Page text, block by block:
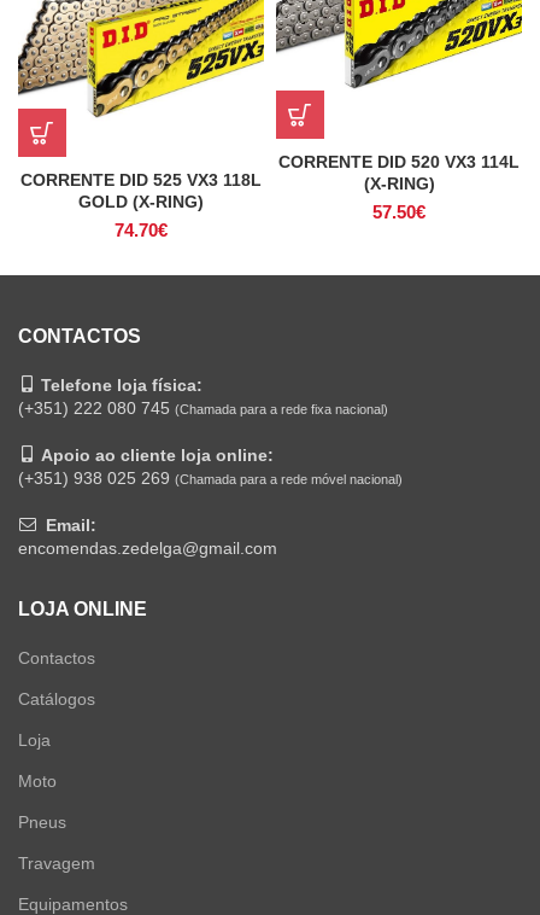
CORRENTE DID 525 VX3 118L
GOLD (X-RING)
74.70€
CORRENTE DID 520 VX3 114L
(X-RING)
57.50€
CONTACTOS
Telefone loja física:
(+351) 222 080 745 (Chamada para a rede fixa nacional)
Apoio ao cliente loja online:
(+351) 938 025 269 (Chamada para a rede móvel nacional)
Email:
encomendas.zedelga@gmail.com
LOJA ONLINE
Contactos
Catálogos
Loja
Moto
Pneus
Travagem
Equipamentos